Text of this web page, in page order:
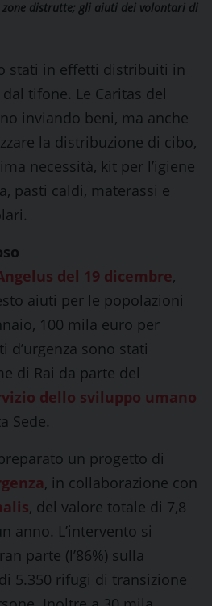
zone distrutte; gli aiuti dei volontari di
stati in effetti distribuiti in
tifone. Le Caritas del
inviando beni, ma anche
la distribuzione di cibo,
necessità, kit per l’igiene
pasti caldi, materassi e
del 19 dicembre,
aiuti per le popolazioni
100 mila euro per
d’urgenza sono stati
di Rai da parte del
dello sviluppo umano
Sede.
un progetto di
, in collaborazione con
, del valore totale di 7,8
anno. L’intervento si
parte (l’86%) sulla
5.350 rifugi di transizione